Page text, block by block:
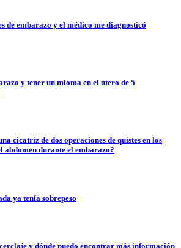
de embarazo y el médico me diagnosticó
y tener un mioma en el útero de 5
cicatriz de dos operaciones de quistes en los
abdomen durante el embarazo?
ya tenía sobrepeso
y dónde puedo encontrar más información